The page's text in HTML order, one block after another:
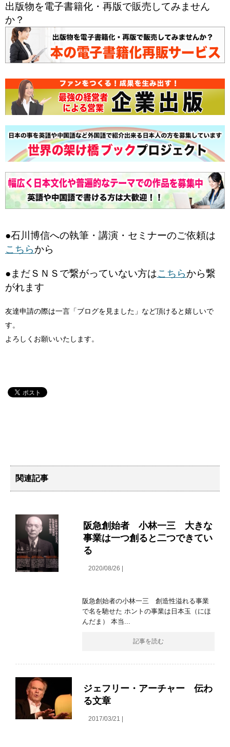
出版物を電子書籍化・再版で販売してみません
か？
●石川博信への執筆・講演・セミナーのご依頼は
こちらから
●まだＳＮＳで繋がっていない方はこちらから繋
がれます
友達申請の際は一言「ブログを見ました」など頂けると嬉しいで
す。
よろしくお願いいたします。
関連記事
阪急創始者 小林一三 大きな
事業は一つ創ると二つできてい
る
2020/08/26 |
阪急創始者の小林一三 創造性溢れる事業
で名を馳せた ホントの事業は日本玉（にほ
んだま） 本当...
記事を読む
ジェフリー・アーチャー 伝わ
る文章
2017/03/21 |